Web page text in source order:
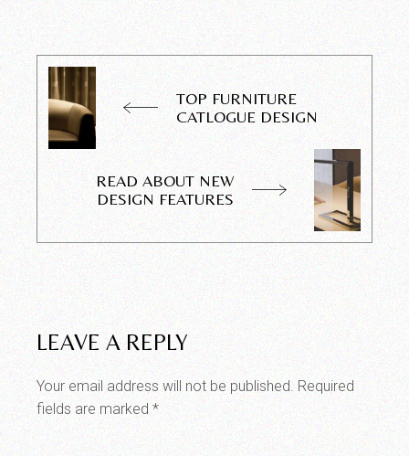
TOP FURNITURE
CATLOGUE DESIGN
READ ABOUT NEW
DESIGN FEATURES
LEAVE A REPLY
Your email address will not be published. Required
fields are marked*